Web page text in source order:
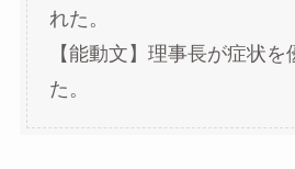
れた。
【能動文】理事長が症状を
た。